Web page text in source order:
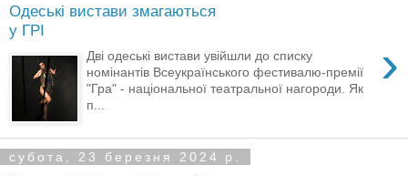
Одеські вистави змагаються
у ГРІ
›
Дві одеські вистави увійшли до списку
номінантів Всеукраїнського фестивалю-премії
"Гра" - національної театральної нагороди. Як
п...
субота, 23 березня 2024 р.